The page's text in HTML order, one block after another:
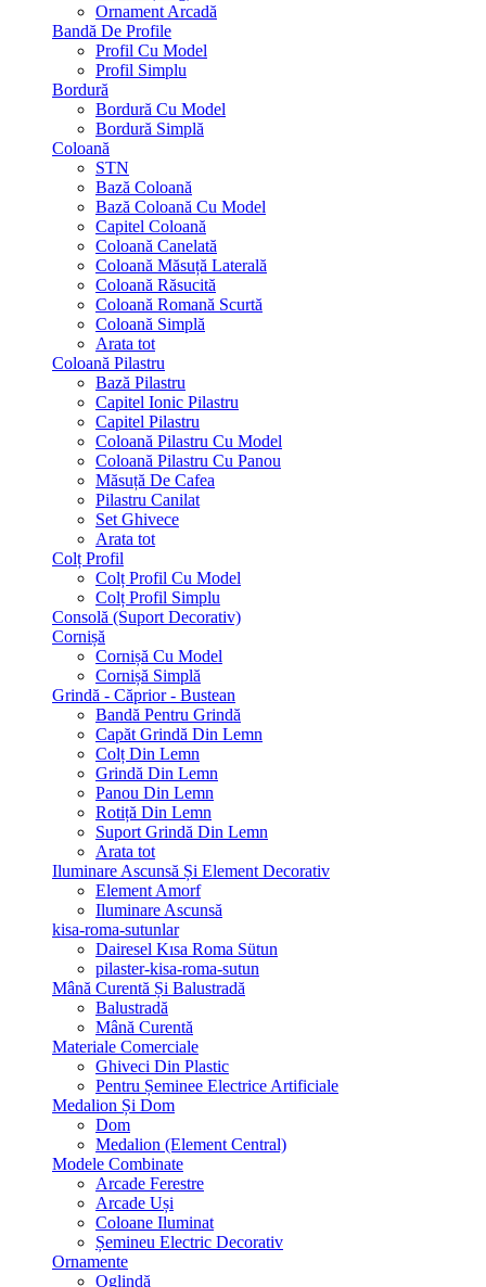
Ornament Arcadă
Bandă De Profile
Profil Cu Model
Profil Simplu
Bordură
Bordură Cu Model
Bordură Simplă
Coloană
STN
Bază Coloană
Bază Coloană Cu Model
Capitel Coloană
Coloană Canelată
Coloană Măsuță Laterală
Coloană Răsucită
Coloană Romană Scurtă
Coloană Simplă
Arata tot
Coloană Pilastru
Bază Pilastru
Capitel Ionic Pilastru
Capitel Pilastru
Coloană Pilastru Cu Model
Coloană Pilastru Cu Panou
Măsuță De Cafea
Pilastru Canilat
Set Ghivece
Arata tot
Colț Profil
Colț Profil Cu Model
Colț Profil Simplu
Consolă (Suport Decorativ)
Cornișă
Cornișă Cu Model
Cornișă Simplă
Grindă - Căprior - Bustean
Bandă Pentru Grindă
Capăt Grindă Din Lemn
Colț Din Lemn
Grindă Din Lemn
Panou Din Lemn
Rotiță Din Lemn
Suport Grindă Din Lemn
Arata tot
Iluminare Ascunsă Și Element Decorativ
Element Amorf
Iluminare Ascunsă
kisa-roma-sutunlar
Dairesel Kısa Roma Sütun
pilaster-kisa-roma-sutun
Mână Curentă Și Balustradă
Balustradă
Mână Curentă
Materiale Comerciale
Ghiveci Din Plastic
Pentru Șeminee Electrice Artificiale
Medalion Și Dom
Dom
Medalion (Element Central)
Modele Combinate
Arcade Ferestre
Arcade Uși
Coloane Iluminat
Șemineu Electric Decorativ
Ornamente
Oglindă